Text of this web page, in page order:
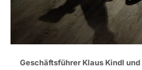
Geschäftsführer Klaus Kindl und